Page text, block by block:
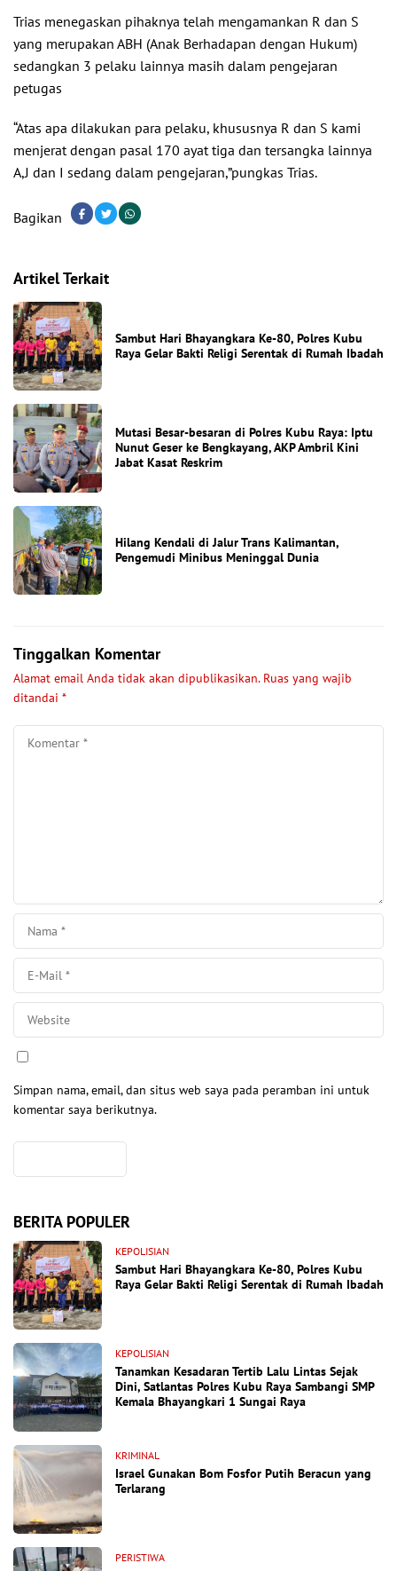
Trias menegaskan pihaknya telah mengamankan R dan S
yang merupakan ABH (Anak Berhadapan dengan Hukum)
sedangkan 3 pelaku lainnya masih dalam pengejaran
petugas
“Atas apa dilakukan para pelaku, khususnya R dan S kami
menjerat dengan pasal 170 ayat tiga dan tersangka lainnya
A,J dan I sedang dalam pengejaran,”pungkas Trias.
Bagikan
Artikel Terkait
Sambut Hari Bhayangkara Ke-80, Polres Kubu
Raya Gelar Bakti Religi Serentak di Rumah Ibadah
Mutasi Besar-besaran di Polres Kubu Raya: Iptu
Nunut Geser ke Bengkayang, AKP Ambril Kini
Jabat Kasat Reskrim
Hilang Kendali di Jalur Trans Kalimantan,
Pengemudi Minibus Meninggal Dunia
Tinggalkan Komentar
Alamat email Anda tidak akan dipublikasikan. Ruas yang wajib
ditandai *
Simpan nama, email, dan situs web saya pada peramban ini untuk
komentar saya berikutnya.
BERITA POPULER
KEPOLISIAN
Sambut Hari Bhayangkara Ke-80, Polres Kubu
Raya Gelar Bakti Religi Serentak di Rumah Ibadah
KEPOLISIAN
Tanamkan Kesadaran Tertib Lalu Lintas Sejak
Dini, Satlantas Polres Kubu Raya Sambangi SMP
Kemala Bhayangkari 1 Sungai Raya
KRIMINAL
Israel Gunakan Bom Fosfor Putih Beracun yang
Terlarang
PERISTIWA